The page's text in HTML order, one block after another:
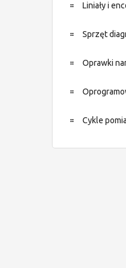
Liniały i
Sprzęt
Oprawki
Cykle